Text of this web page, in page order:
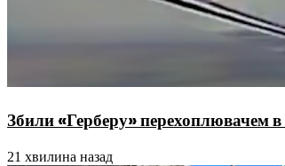
Збили «Герберу» перехоплювачем
21 хвилина назад